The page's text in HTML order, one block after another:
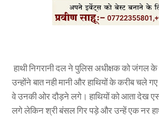
हाथी निगरानी दल ने पुलिस अधीक्षक को जंगल
उन्होंने बात नही मानी और हाथियों के करीब चले
वे उनकी ओर दौड़ने लगे। हाथियों को आता देख
लगे लेकिन श्री बंसल गिर पड़े और उन्हें एक नर